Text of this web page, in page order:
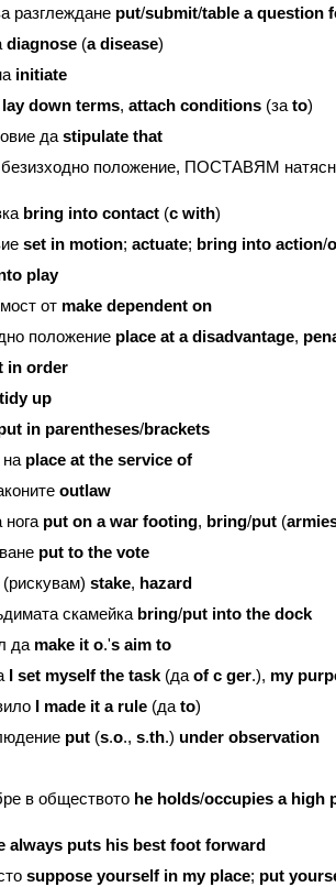
разглеждане put/submit/table a question
diagnose(a disease)
initiate
lay down terms, attach conditions(заto)
даstipulate that
положение, ПОСТАВЯМ
bring into contact(c with)
set in motion; actuate; bring into action/
play
от make dependent on
положение place at a disadvantage,
in order
tidy up
in parentheses/brackets
place at the service of
outlaw
put on a war footing, bring/put(
put to the vote
stake, hazard
скамейка bring/put into the dock
да make it o.'s aim to
set myself the task(даof c ger.), my
made it a rule(даto)
put(s.o., s.th.) under observation
в обществото he holds/occupies a high
always puts his best foot forward
suppose yourself in my place; put